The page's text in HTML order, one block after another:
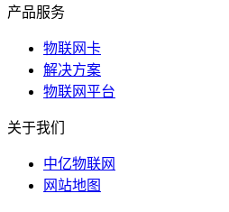
产品服务
物联网卡
解决方案
物联网平台
关于我们
中亿物联网
网站地图